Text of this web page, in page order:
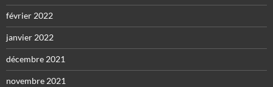
février 2022
janvier 2022
décembre 2021
novembre 2021